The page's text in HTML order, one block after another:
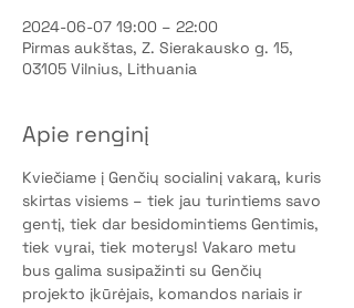
2024-06-07 19:00 – 22:00
Pirmas aukštas, Z. Sierakausko g. 15,
03105 Vilnius, Lithuania
Apie renginį
Kviečiame į Genčių socialinį vakarą, kuris
skirtas visiems – tiek jau turintiems savo
gentį, tiek dar besidomintiems Gentimis,
tiek vyrai, tiek moterys! Vakaro metu
bus galima susipažinti su Genčių
projekto įkūrėjais, komandos nariais ir